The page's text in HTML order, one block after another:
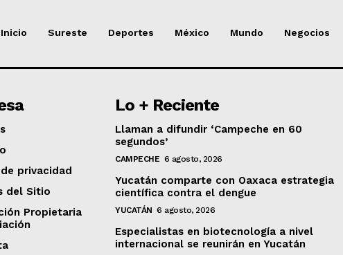
Inicio Sureste Deportes México Mundo Negocios
privacidad
del Sitio
Propietaria
Lo + Reciente
Llaman a difundir ‘Campeche en 60
segundos’
CAMPECHE 6 agosto, 2026
Yucatán comparte con Oaxaca estrategia
científica contra el dengue
YUCATÁN 6 agosto, 2026
Especialistas en biotecnología a nivel
internacional se reunirán en Yucatán